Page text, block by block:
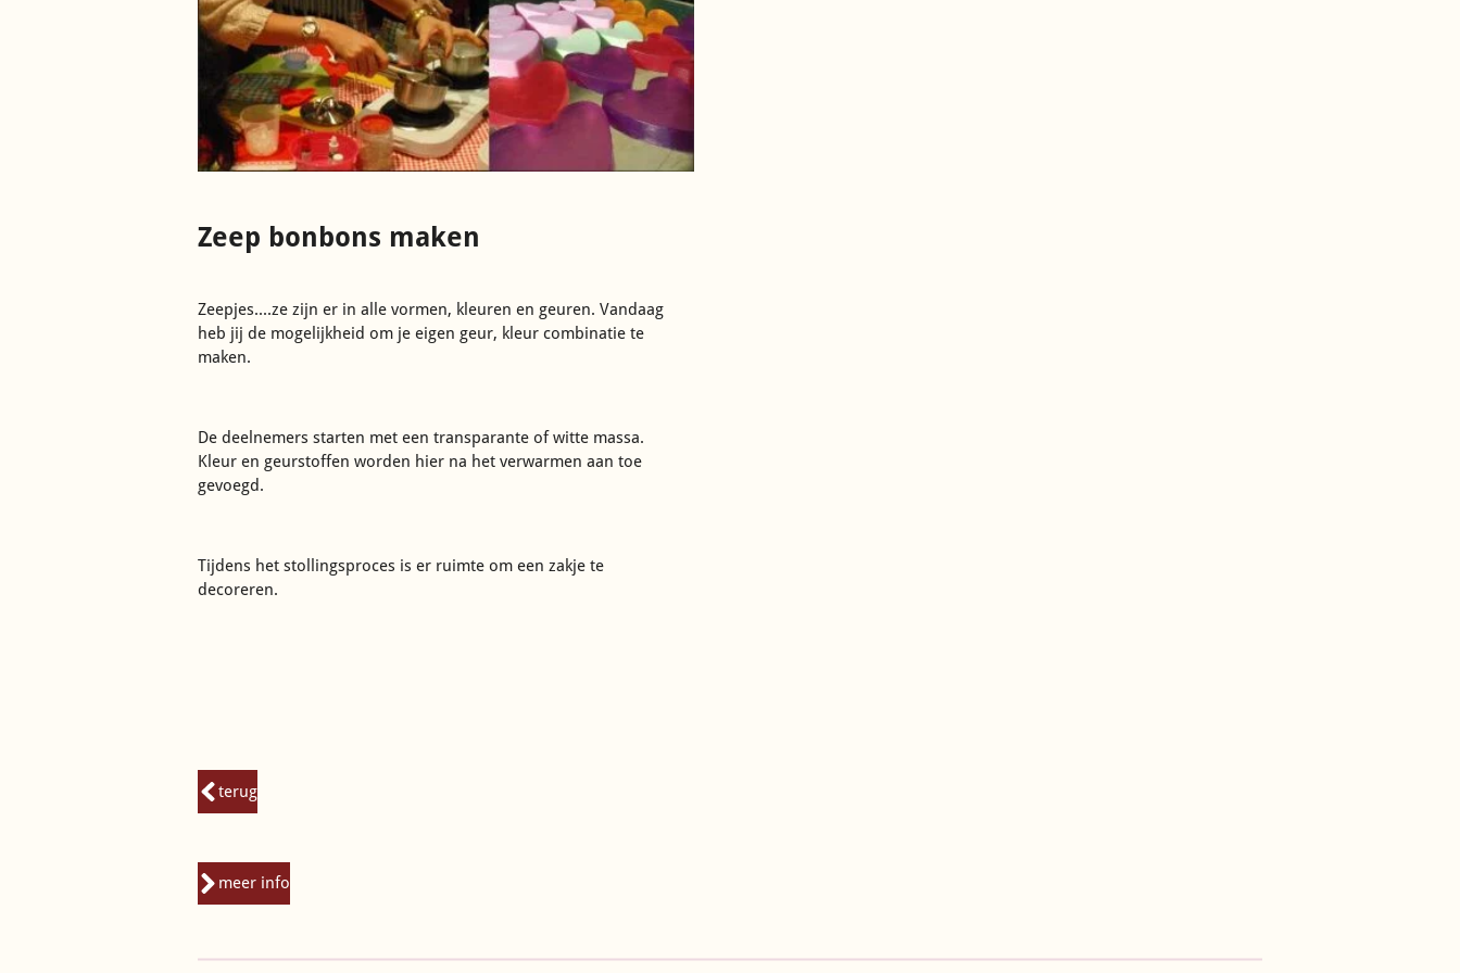
Zeep bonbons maken
Zeepjes....ze zijn er in alle vormen, kleuren en geuren. Vandaag
heb jij de mogelijkheid om je eigen geur, kleur combinatie te
maken.
De deelnemers starten met een transparante of witte massa.
Kleur en geurstoffen worden hier na het verwarmen aan toe
gevoegd.
Tijdens het stollingsproces is er ruimte om een zakje te
decoreren.
terug
meer info